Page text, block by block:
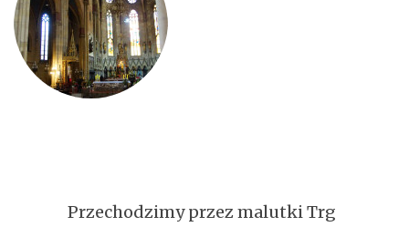
Przechodzimy przez malutki Trg